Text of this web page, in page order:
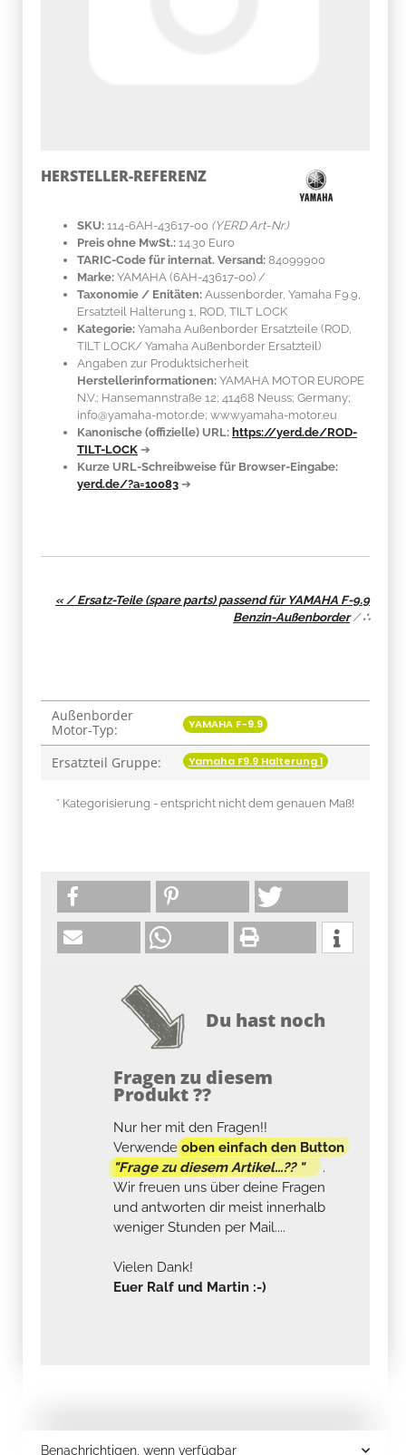
HERSTELLER-REFERENZ
SKU: 114-6AH-43617-00 (YERD Art-Nr.)
Preis ohne MwSt.: 14.30 Euro
TARIC-Code für internat. Versand: 84099900
Marke: YAMAHA (6AH-43617-00) /
Taxonomie / Enitäten: Aussenborder, Yamaha F9.9,
Ersatzteil Halterung 1, ROD, TILT LOCK
Kategorie: Yamaha Außenborder Ersatzteile (ROD,
TILT LOCK/ Yamaha Außenborder Ersatzteil)
Angaben zur Produktsicherheit
Herstellerinformationen: YAMAHA MOTOR EUROPE
N.V.; Hansemannstraße 12; 41468 Neuss; Germany;
info@yamaha-motor.de; www.yamaha-motor.eu
Kanonische (offizielle) URL: https://yerd.de/ROD-
TILT-LOCK ➔
Kurze URL-Schreibweise für Browser-Eingabe:
yerd.de/?a=10083 ➔
« / Ersatz-Teile (spare parts) passend für YAMAHA F-9.9
Benzin-Außenborder/∴
Produkteigenschaft
Wert
Außenborder
Motor-Typ:
YAMAHA F-9.9
Ersatzteil Gruppe: Yamaha F9.9 Halterung 1
* Kategorisierung - entspricht nicht dem genauen Maß!
Du hast noch
Fragen zu diesem
Produkt ??
Nur her mit den Fragen!!
Verwendeoben einfach den Button
"Frage zu diesem Artikel...?? "
.
Wir freuen uns über deine Fragen
und antworten dir meist innerhalb
weniger Stunden per Mail....
Vielen Dank!
Euer Ralf und Martin :-)
Benachrichtigen, wenn verfügbar